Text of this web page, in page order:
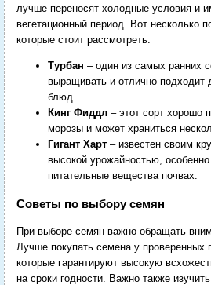
лучше переносят холодные условия и
вегетационный период. Вот несколько
которые стоит рассмотреть:
Турбан – один из самых ранних
выращивать и отлично подходит
блюд.
Кинг Фиддл– этот сорт хорошо
морозы и может храниться
Гигант Харт– известен своим
высокой урожайностью,
питательные вещества почвах.
Советы по выбору семян
При выборе семян важно обращать
Лучше покупать семена у проверенных
которые гарантируют высокую
на сроки годности. Важно также